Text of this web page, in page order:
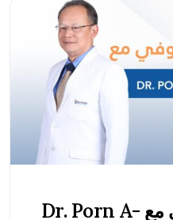
علاج الإنزلاق الغضروفي مع Dr. Porn A-